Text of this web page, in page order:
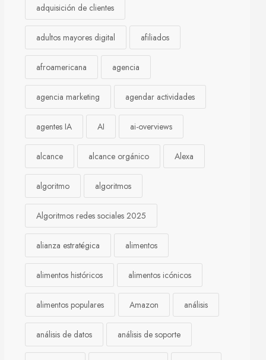
adquisición de clientes
adultos mayores digital afiliados
afroamericana agencia
agencia marketing agendar actividades
agentes IA AI ai-overviews
alcance alcance orgánico Alexa
algoritmo algoritmos
Algoritmos redes sociales 2025
alianza estratégica alimentos
alimentos históricos alimentos icónicos
alimentos populares Amazon análisis
análisis de datos análisis de soporte